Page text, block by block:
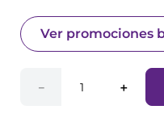
Ver promociones
＋
－